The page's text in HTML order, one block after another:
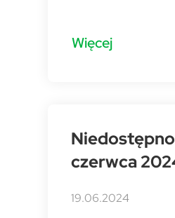
Więcej
czerwca
19.06.2024